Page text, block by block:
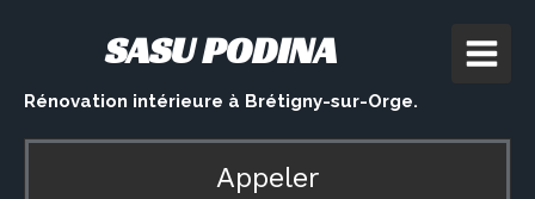
SASU PODINA
Rénovation intérieure à Brétigny-sur-Orge.
Appeler